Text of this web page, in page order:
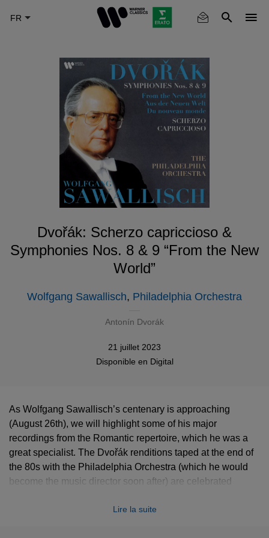
Dvořák: Scherzo capriccioso &
Symphonies Nos. 8 & 9 “From the New
World”
Wolfgang Sawallisch, Philadelphia Orchestra
Antonín Dvorák
21 juillet 2023
Disponible en Digital
As Wolfgang Sawallisch’s centenary is approaching
(August 26th), we will highlight some of his major
recordings from the Romantic repertoire, which he was a
great specialist. The Dvořák renditions taped at the end of
the 80s with the Philadelphia Orchestra (which he would
become the music director soon after) are celebrated
Lire la suite